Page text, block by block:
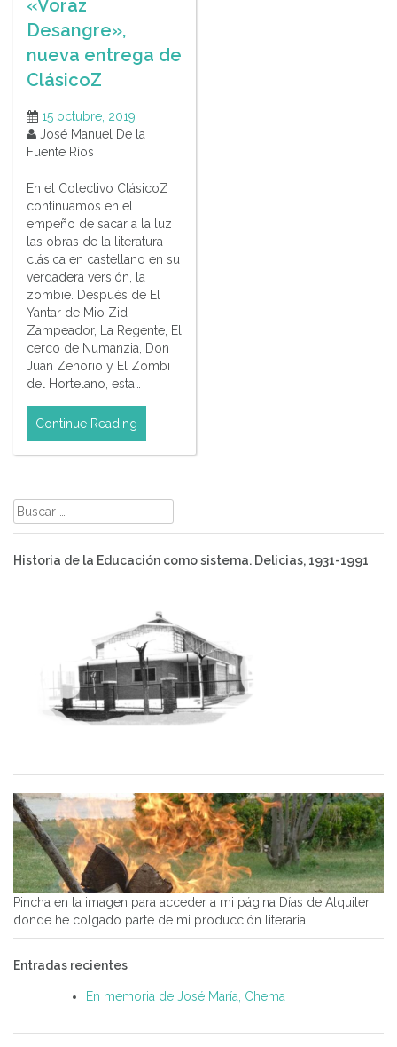
«Voraz
Desangre»,
nueva entrega de
ClásicoZ
15 octubre, 2019
José Manuel De la
Fuente Ríos
En el Colectivo ClásicoZ
continuamos en el
empeño de sacar a la luz
las obras de la literatura
clásica en castellano en su
verdadera versión, la
zombie. Después de El
Yantar de Mio Zid
Zampeador, La Regente, El
cerco de Numanzia, Don
Juan Zenorio y El Zombi
del Hortelano, esta…
Continue Reading
Buscar:
Historia de la Educación como sistema. Delicias, 1931-1991
Pincha en la imagen para acceder a mi página Días de Alquiler,
donde he colgado parte de mi producción literaria.
Entradas recientes
En memoria de José María, Chema